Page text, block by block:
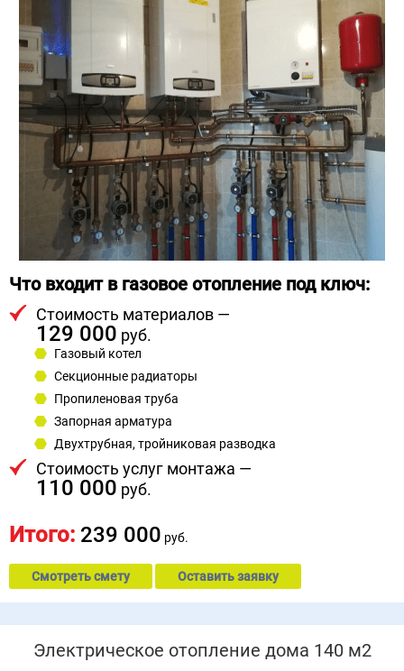
Что входит в газовое отопление под ключ:
Стоимость материалов —
129 000 руб.
Газовый котел
Секционные радиаторы
Пропиленовая труба
Запорная арматура
Двухтрубная, тройниковая разводка
Стоимость услуг монтажа —
110 000 руб.
Итого: 239 000 руб.
Смотреть смету Оставить заявку
Электрическое отопление дома 140 м2